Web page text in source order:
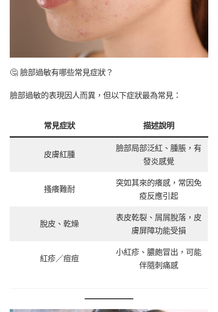
🤔 臉部過敏有哪些常見症狀？
臉部過敏的表現因人而異，但以下症狀最為常見：
常見症狀 描述說明
皮膚紅腫
臉部局部泛紅、腫脹，有
發炎感覺
搔癢難耐
突如其來的癢感，常因免
疫反應引起
脫皮、乾燥
表皮乾裂、屑屑脫落，皮
膚屏障功能受損
紅疹／痘痘
小紅疹、膿皰冒出，可能
伴隨刺痛感